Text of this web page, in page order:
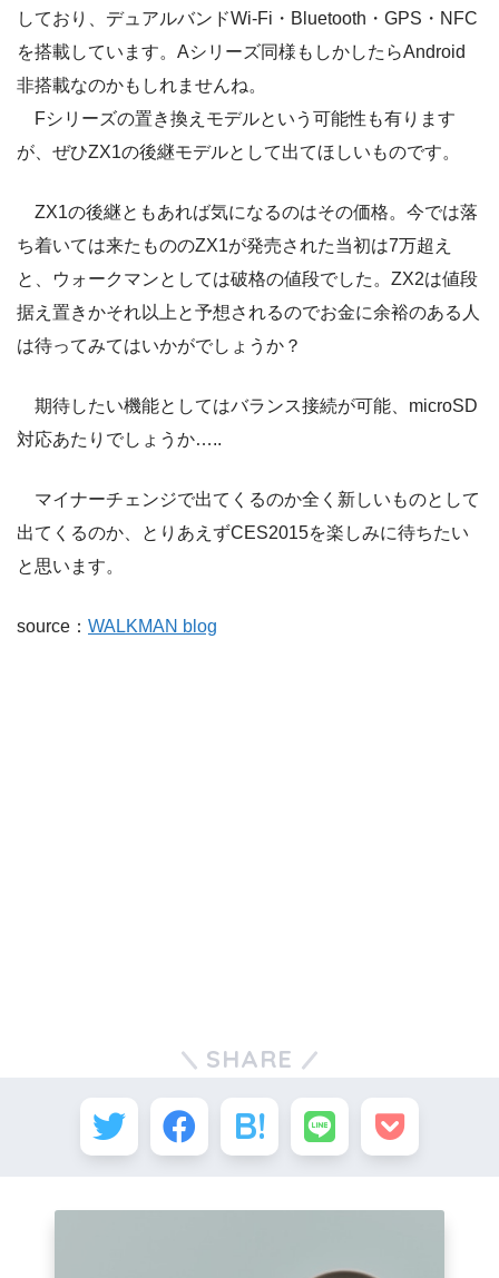
しており、デュアルバンドWi-Fi・Bluetooth・GPS・NFC
を搭載しています。Aシリーズ同様もしかしたらAndroid
非搭載なのかもしれませんね。
Fシリーズの置き換えモデルという可能性も有ります
が、ぜひZX1の後継モデルとして出てほしいものです。
ZX1の後継ともあれば気になるのはその価格。今では落
ち着いては来たもののZX1が発売された当初は7万超え
と、ウォークマンとしては破格の値段でした。ZX2は値段
据え置きかそれ以上と予想されるのでお金に余裕のある人
は待ってみてはいかがでしょうか？
期待したい機能としてはバランス接続が可能、microSD
対応あたりでしょうか…..
マイナーチェンジで出てくるのか全く新しいものとして
出てくるのか、とりあえずCES2015を楽しみに待ちたい
と思います。
source： WALKMAN blog
SHARE